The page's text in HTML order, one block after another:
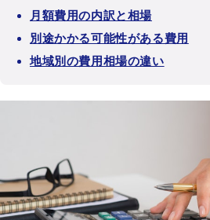
月額費用の内訳と相場
別途かかる可能性がある費用
地域別の費用相場の違い